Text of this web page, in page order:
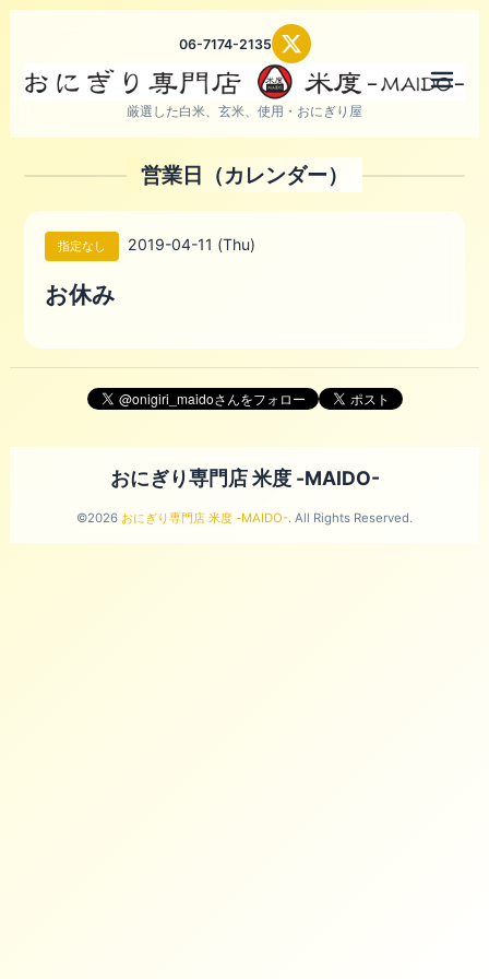
06-7174-2135
厳選した白米、玄米、使用・おにぎり屋
営業日（カレンダー）
指定なし 2019-04-11 (Thu)
お休み
おにぎり専門店 米度 -MAIDO-
©2026 おにぎり専門店 米度 -MAIDO-. All Rights Reserved.